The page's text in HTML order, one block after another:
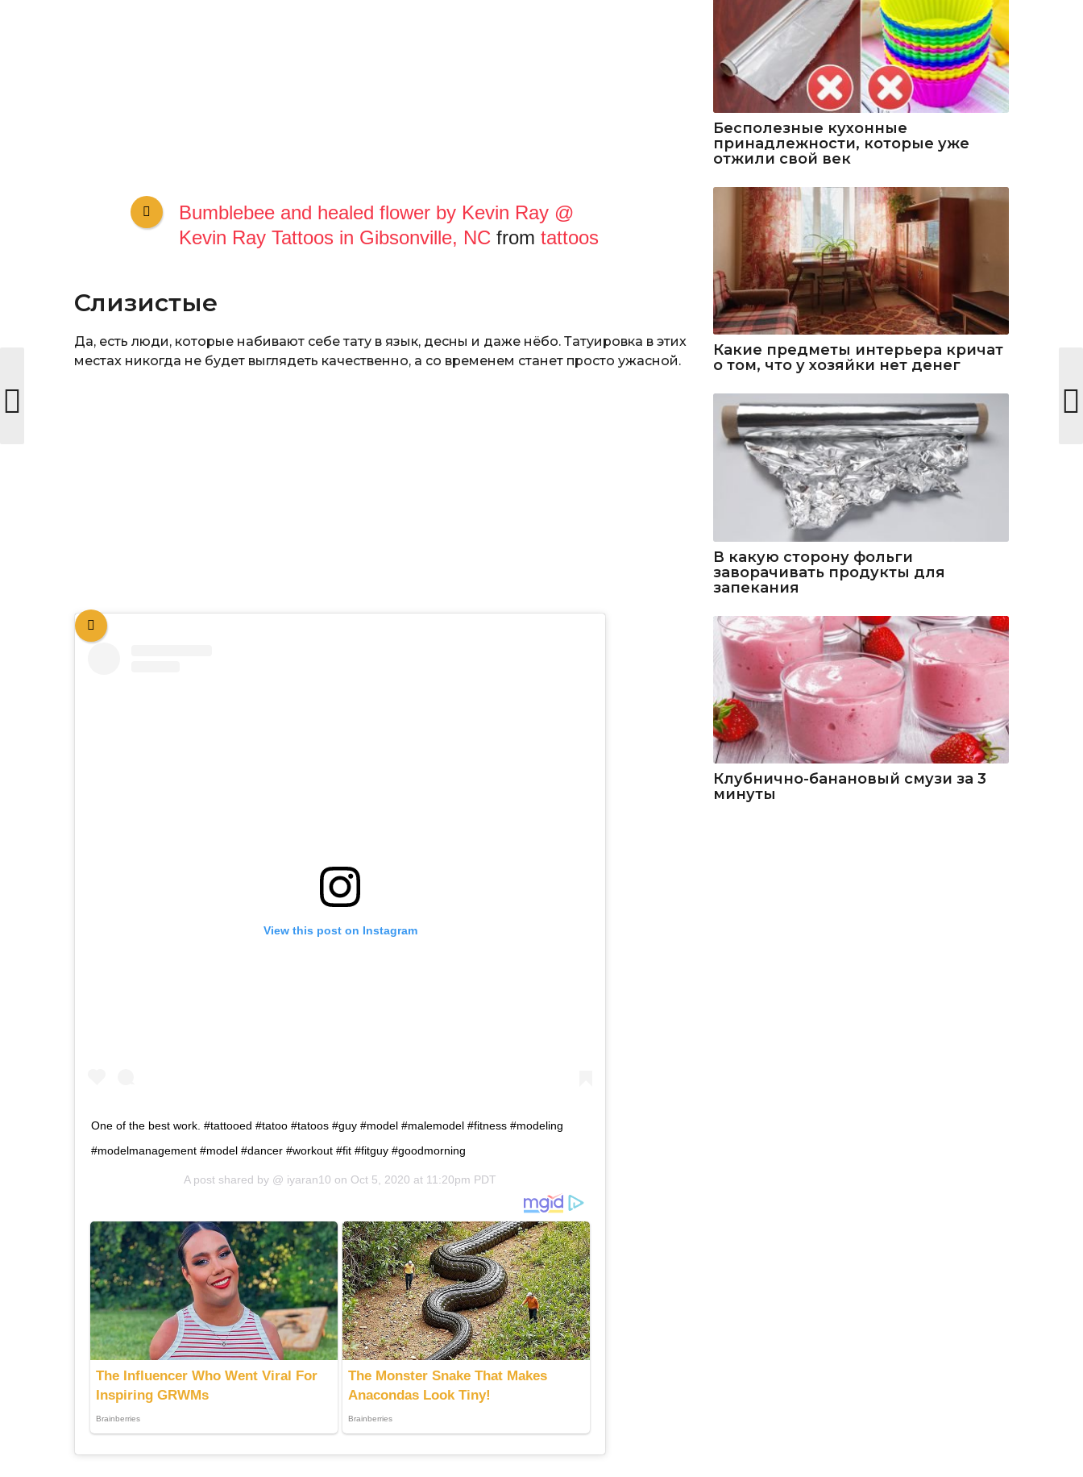
Bumblebee and healed flower by Kevin Ray @
Kevin Ray Tattoos in Gibsonville, NC from tattoos
Слизистые
Да, есть люди, которые набивают себе тату в язык, десны и даже нёбо. Татуировка в этих
местах никогда не будет выглядеть качественно, а со временем станет просто ужасной.
View this post on Instagram
One of the best work. #tattooed #tatoo #tatoos #guy #model #malemodel #fitness #modeling
#modelmanagement #model #dancer #workout #fit #fitguy #goodmorning
A post shared by @ iyaran10 on Oct 5, 2020 at 11:20pm PDT
Бесполезные кухонные
принадлежности, которые уже
отжили свой век
Какие предметы интерьера кричат
о том, что у хозяйки нет денег
В какую сторону фольги
заворачивать продукты для
запекания
Клубнично-банановый смузи за 3
минуты